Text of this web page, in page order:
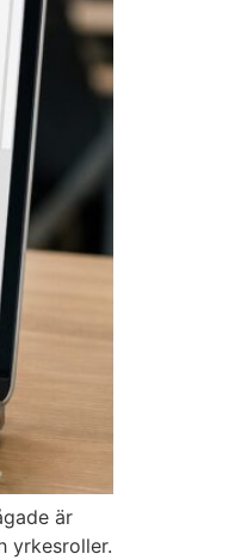
är
yrkesroller.